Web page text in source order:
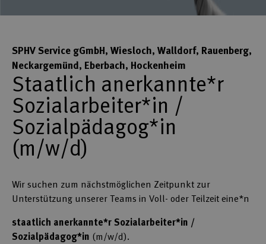
SPHV Service gGmbH, Wiesloch, Walldorf, Rauenberg,
Neckargemünd, Eberbach, Hockenheim
Staatlich anerkannte*r
Sozialarbeiter*in /
Sozialpädagog*in
(m/w/d)
Wir suchen zum nächstmöglichen Zeitpunkt zur
Unterstützung unserer Teams in Voll- oder Teilzeit eine*n
staatlich anerkannte*r Sozialarbeiter*in /
Sozialpädagog*in (m/w/d).